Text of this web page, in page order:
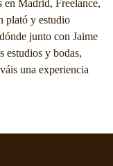
en Madrid, Freelance,
plató y estudio
junto con Jaime
estudios y bodas,
una experiencia